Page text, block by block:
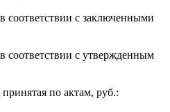
соответствии с заключенными
соответствии с утвержденным
по актам, руб.: